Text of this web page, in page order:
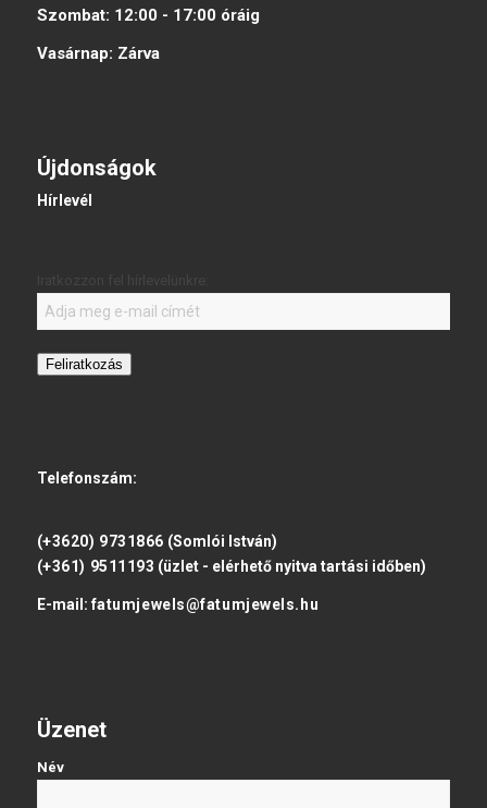
Szombat: 12:00 - 17:00 óráig
Vasárnap: Zárva
Újdonságok
Hírlevél
Feliratkozás
Telefonszám:
(+3620) 9731866 (Somlói István)
(+361) 9511193 (üzlet - elérhető nyitva tartási időben)
E-mail: fatumjewels@fatumjewels.hu
Üzenet
Név